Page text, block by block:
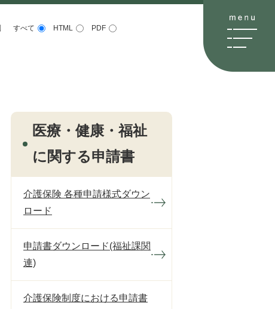
すべて HTML PDF
医療・健康・福祉
に関する申請書
介護保険 各種申請様式ダウン
ロード
申請書ダウンロード(福祉課関
連)
介護保険制度における申請書